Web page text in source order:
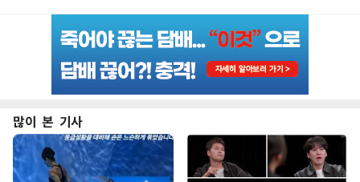
많이 본 기사